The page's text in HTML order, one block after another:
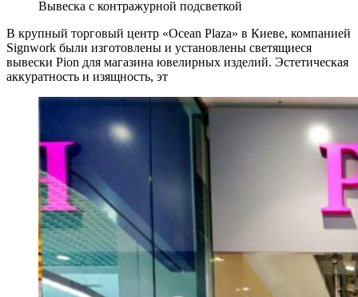
Вывеска с контражурной подсветкой
В крупный торговый центр «Ocean Plaza» в Киеве, компанией
Signwork были изготовлены и установлены светящиеся
вывески Pion для магазина ювелирных изделий. Эстетическая
аккуратность и изящность, эт